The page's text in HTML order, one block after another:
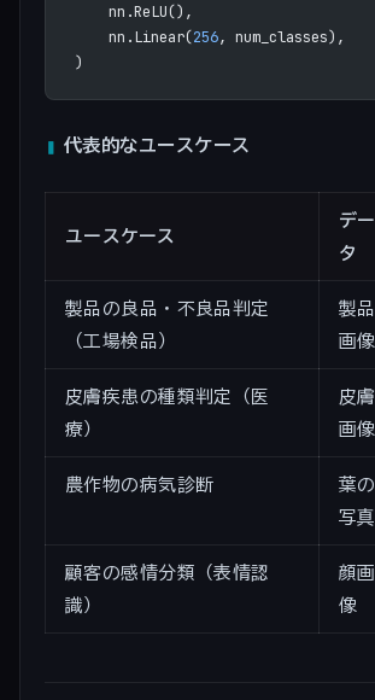
    nn.ReLU(),
    nn.Linear(
256, num_classes),
)
代表的なユースケース
ユースケース
デー
タ
製品の良品・不良品判定
（工場検品）
製品
画像
皮膚疾患の種類判定（医
療）
皮膚
画像
農作物の病気診断
葉の
写真
顧客の感情分類（表情認
識）
顔画
像